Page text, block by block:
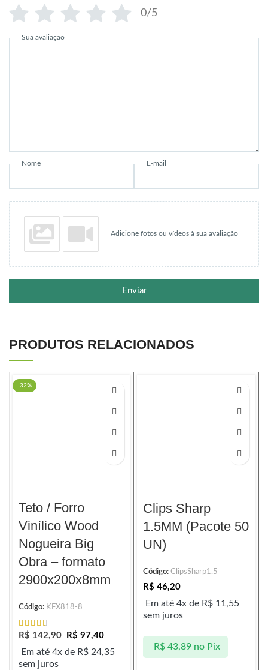
0/5
Sua avaliação
Nome E-mail
Adicione fotos ou vídeos à sua avaliação
Enviar
PRODUTOS RELACIONADOS
-32%
Teto / Forro
Vinílico Wood
Nogueira Big
Obra – formato
2900x200x8mm
Código: KFX818-8
R$142,90 R$ 97,40
Em até 4x de R$ 24,35
sem juros
Clips Sharp
1.5MM (Pacote 50
UN)
Código: ClipsSharp1.5
R$ 46,20
Em até 4x de R$ 11,55
sem juros
R$43,89 no Pix